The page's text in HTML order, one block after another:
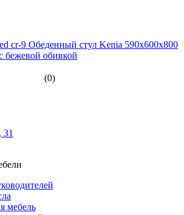
cr-9 Обеденный стул Kenia 590x600x800
бежевой обивкой
(0)
31
мебель